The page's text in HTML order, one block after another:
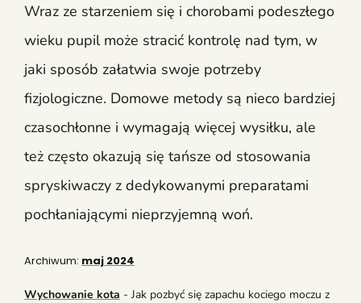
Wraz ze starzeniem się i chorobami podeszłego
wieku pupil może stracić kontrolę nad tym, w
jaki sposób załatwia swoje potrzeby
fizjologiczne. Domowe metody są nieco bardziej
czasochłonne i wymagają więcej wysiłku, ale
też często okazują się tańsze od stosowania
spryskiwaczy z dedykowanymi preparatami
pochłaniającymi nieprzyjemną woń.
Archiwum: maj 2024
Wychowanie kota - Jak pozbyć się zapachu kociego moczu z